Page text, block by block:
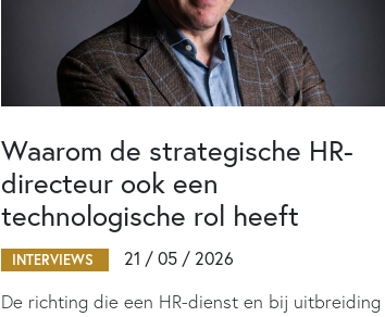
Waarom de strategische HR-
directeur ook een
technologische rol heeft
INTERVIEWS
21 / 05 / 2026
De richting die een HR-dienst en bij uitbreiding